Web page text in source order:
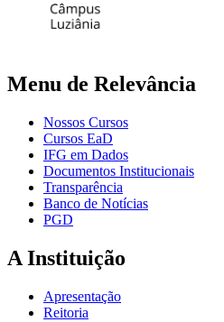
Menu de Relevância
Nossos Cursos
Cursos EaD
IFG em Dados
Documentos Institucionais
Transparência
Banco de Notícias
PGD
A Instituição
Apresentação
Reitoria